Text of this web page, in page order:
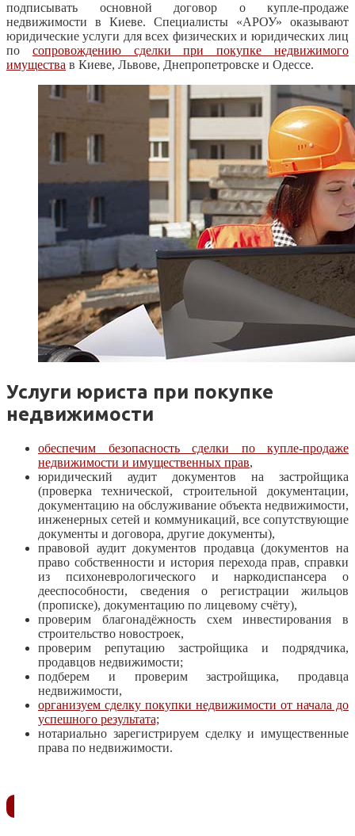
подписывать основной договор о купле-продаже
недвижимости в Киеве. Специалисты «АРОУ» оказывают
юридические услуги для всех физических и юридических лиц
по сопровождению сделки при покупке недвижимого
имущества в Киеве, Львове, Днепропетровске и Одессе.
Услуги юриста при покупке
недвижимости
обеспечим безопасность сделки по купле-продаже
недвижимости и имущественных прав,
юридический аудит документов на застройщика
(проверка технической, строительной документации,
документацию на обслуживание объекта недвижимости,
инженерных сетей и коммуникаций, все сопутствующие
документы и договора, другие документы),
правовой аудит документов продавца (документов на
право собственности и история перехода прав, справки
из психоневрологического и наркодиспансера о
дееспособности, сведения о регистрации жильцов
(прописке), документацию по лицевому счёту),
проверим благонадёжность схем инвестирования в
строительство новостроек,
проверим репутацию застройщика и подрядчика,
продавцов недвижимости;
подберем и проверим застройщика, продавца
недвижимости,
организуем сделку покупки недвижимости от начала до
успешного результата;
нотариально зарегистрируем сделку и имущественные
права по недвижимости.